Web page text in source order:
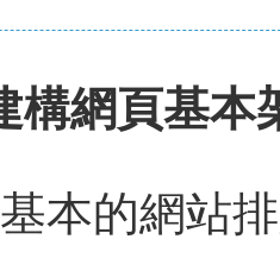
構網頁基本
本的網站